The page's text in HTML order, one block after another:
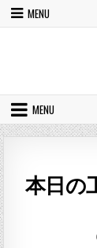
Skip to content
MENU
MENU
本日の